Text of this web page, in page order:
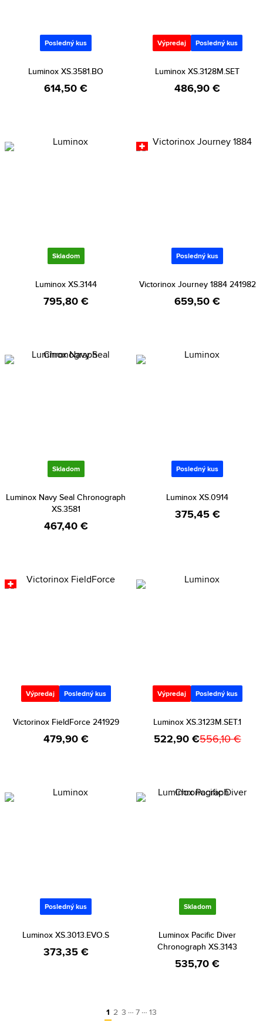
Posledný kus
Luminox XS.3581.BO
614,50 €
Výpredaj Posledný kus
Luminox XS.3128M.SET
486,90 €
Skladom
Luminox XS.3144
795,80 €
Posledný kus
Victorinox Journey 1884 241982
659,50 €
Skladom
Luminox Navy Seal Chronograph
XS.3581
467,40 €
Posledný kus
Luminox XS.0914
375,45 €
Výpredaj Posledný kus
Victorinox FieldForce 241929
479,90 €
Výpredaj Posledný kus
Luminox XS.3123M.SET.1
522,90 €556,10 €
Posledný kus
Luminox XS.3013.EVO.S
373,35 €
Skladom
Luminox Pacific Diver
Chronograph XS.3143
535,70 €
1 2 3 … 7 … 13